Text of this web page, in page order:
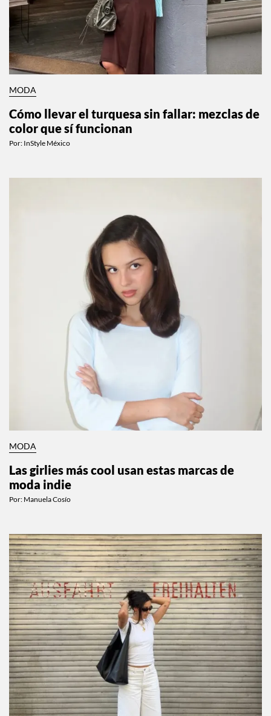
MODA
Cómo llevar el turquesa sin fallar: mezclas de
color que sí funcionan
Por: InStyle México
MODA
Las girlies más cool usan estas marcas de
moda indie
Por: Manuela Cosío